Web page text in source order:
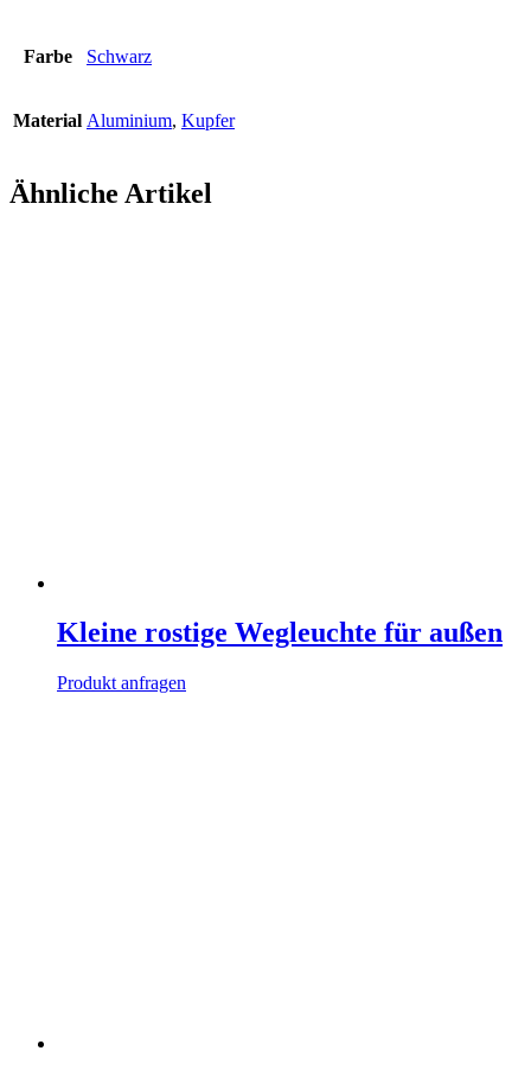
Farbe Schwarz
Material Aluminium, Kupfer
Ähnliche Artikel
Kleine rostige Wegleuchte für außen
Produkt anfragen